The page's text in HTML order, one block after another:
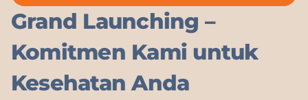
Grand Launching –
Komitmen Kami untuk
Kesehatan Anda